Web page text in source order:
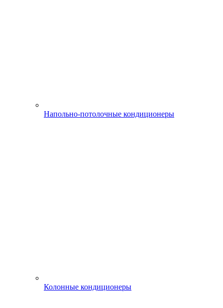
Напольно-потолочные кондиционеры
Колонные кондиционеры